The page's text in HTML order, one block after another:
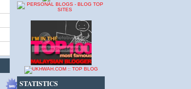
STATISTICS